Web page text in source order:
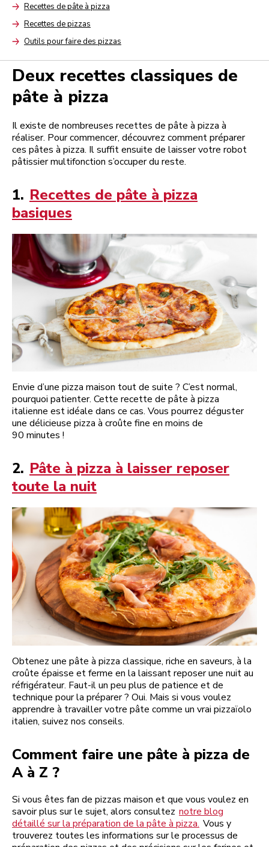
ArrowRecettes de pâte à pizza
ArrowRecettes de pizzas
ArrowOutils pour faire des pizzas
Deux recettes classiques de
pâte à pizza
Il existe de nombreuses recettes de pâte à pizza à
réaliser. Pour commencer, découvrez comment préparer
ces pâtes à pizza. Il suffit ensuite de laisser votre robot
pâtissier multifonction s’occuper du reste.
1. Recettes de pâte à pizza
basiques
Envie d’une pizza maison tout de suite ? C’est normal,
pourquoi patienter. Cette recette de pâte à pizza
italienne est idéale dans ce cas. Vous pourrez déguster
une délicieuse pizza à croûte fine en moins de
90 minutes !
2. Pâte à pizza à laisser reposer
toute la nuit
Obtenez une pâte à pizza classique, riche en saveurs, à la
croûte épaisse et ferme en la laissant reposer une nuit au
réfrigérateur. Faut-il un peu plus de patience et de
technique pour la préparer ? Oui. Mais si vous voulez
apprendre à travailler votre pâte comme un vrai pizzaïolo
italien, suivez nos conseils.
Comment faire une pâte à pizza de
A à Z ?
Si vous êtes fan de pizzas maison et que vous voulez en
savoir plus sur le sujet, alors consultez notre blog
détaillé sur la préparation de la pâte à pizza. Vous y
trouverez toutes les informations sur le processus de